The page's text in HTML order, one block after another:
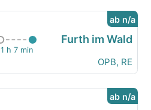
ab n/a
1 h 7 min
Furth im Wald
OPB, RE
ab n/a